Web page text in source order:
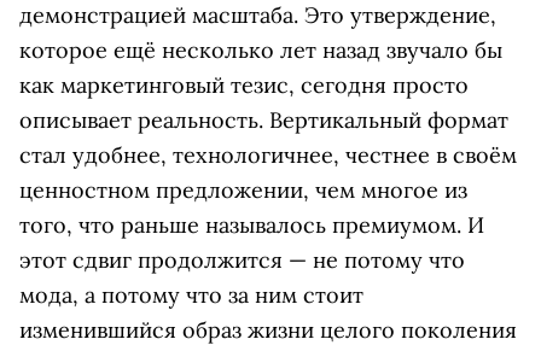
демонстрацией масштаба. Это утверждение,
которое ещё несколько лет назад звучало бы
как маркетинговый тезис, сегодня просто
описывает реальность. Вертикальный формат
стал удобнее, технологичнее, честнее в своём
ценностном предложении, чем многое из
того, что раньше называлось премиумом. И
этот сдвиг продолжится — не потому что
мода, а потому что за ним стоит
изменившийся образ жизни целого поколения